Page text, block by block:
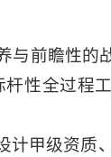
与前瞻性的
性全过程
计甲级资质